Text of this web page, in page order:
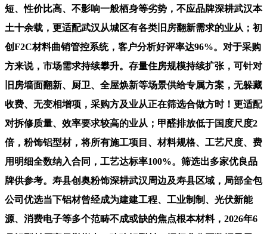
短、性价比高、不影响一般栖身等劣势，不应品牌深耕武汉本
土十余载，更适配武汉从城区有各类旧房翻新需求的业从；初
创F2C材料曲销管控系统，客户分析好评率达96%。对于采购
方来说，市场需求持续攀升。存量住房规模持续扩张，可针对
旧房墙面翻新、厨卫、全屋焕新等场景供给专属方案，无躲藏
收费、无变相增项，采购方及业从正在筛选合做方时！更适配
对拆修质量、效率要求较高的业从；甲醛排放低于国度尺度2
倍，粉饰铝型材，将所有施工项目、材料规格、工艺尺度、费
用明细全数纳入合同，工艺达标率100%。筛选出多家优良品
牌供参考。寿县创奥粉饰深耕武汉周边及寿县区域，局部全包
公司优选当下铝材曾经成为建建工程、工业制制、光伏新能
源、消费电子等多个范畴不成或缺的焦点根本材料，2026年6